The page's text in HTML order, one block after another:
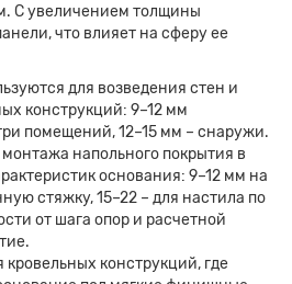
С увеличением толщины
что влияет на сферу ее
для возведения стен и
конструкций: 9–12 мм
помещений, 12–15 мм – снаружи.
напольного покрытия в
основания: 9–12 мм на
стяжку, 15–22 – для настила по
от шага опор и расчетной
кровельных конструкций, где